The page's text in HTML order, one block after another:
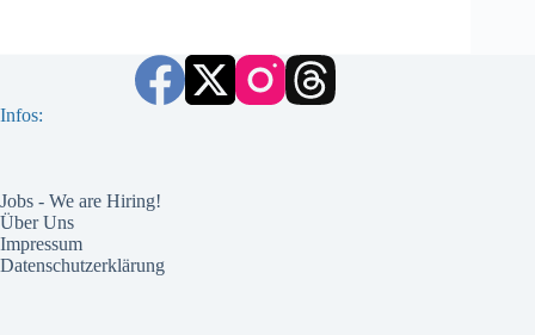
Infos:
Jobs - We are Hiring!
Über Uns
Impressum
Datenschutzerklärung